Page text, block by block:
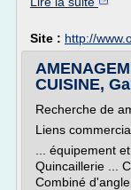
Site : http://
CUISINE,
Recherche de
Liens
... équipement
Quincaillerie ...
Combiné